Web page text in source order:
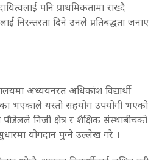
पनि प्राथमिकतामा राख्दै
निरन्तरता दिने उनले प्रतिबद्धता जनाए
अध्ययनरत अधिकांश विद्यार्थी
भएकाले यस्तो सहयोग उपयोगी भएको
निजी क्षेत्र र शैक्षिक संस्थाबीचको
योगदान पुग्ने उल्लेख गरे ।